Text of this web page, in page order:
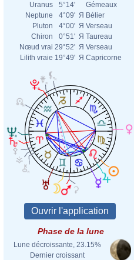
Uranus
5°14'
Gémeaux
Neptune
4°09' Я Bélier
Pluton
4°00' Я Verseau
Chiron
0°51' Я Taureau
Nœud vrai 29°52' Я Verseau
Lilith vraie 19°49' Я Capricorne
Phase de la lune
Lune décroissante, 23.15%
Dernier croissant